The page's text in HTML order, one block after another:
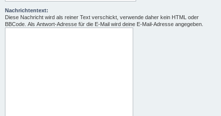
Nachrichtentext:
Diese Nachricht wird als reiner Text verschickt, verwende daher kein HTML oder
BBCode. Als Antwort-Adresse für die E-Mail wird deine E-Mail-Adresse angegeben.